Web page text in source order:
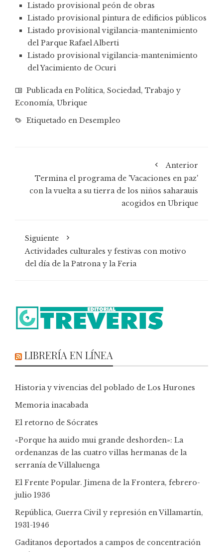
Listado provisional peón de obras
Listado provisional pintura de edificios públicos
Listado provisional vigilancia-mantenimiento
del Parque Rafael Alberti
Listado provisional vigilancia-mantenimiento
del Yacimiento de Ocuri
Publicada en Política, Sociedad, Trabajo y
Economía, Ubrique
Etiquetado en Desempleo
Anterior
Termina el programa de 'Vacaciones en paz'
con la vuelta a su tierra de los niños saharauis
acogidos en Ubrique
Siguiente
Actividades culturales y festivas con motivo
del día de la Patrona y la Feria
LIBRERÍA EN LÍNEA
Historia y vivencias del poblado de Los Hurones
Memoria inacabada
El retorno de Sócrates
«Porque ha auido mui grande deshorden»: La
ordenanzas de las cuatro villas hermanas de la
serranía de Villaluenga
El Frente Popular. Jimena de la Frontera, febrero-
julio 1936
República, Guerra Civil y represión en Villamartín,
1931-1946
Gaditanos deportados a campos de concentración